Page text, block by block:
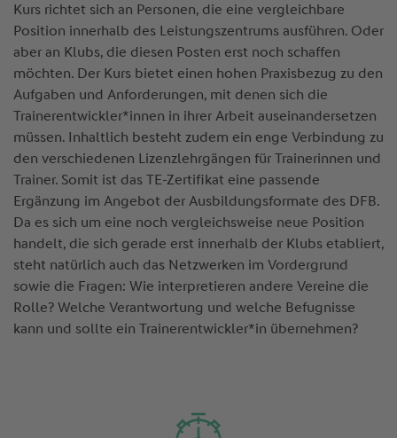
Kurs richtet sich an Personen, die eine vergleichbare
Position innerhalb des Leistungszentrums ausführen. Oder
aber an Klubs, die diesen Posten erst noch schaffen
möchten. Der Kurs bietet einen hohen Praxisbezug zu den
Aufgaben und Anforderungen, mit denen sich die
Trainerentwickler*innen in ihrer Arbeit auseinandersetzen
müssen. Inhaltlich besteht zudem ein enge Verbindung zu
den verschiedenen Lizenzlehrgängen für Trainerinnen und
Trainer. Somit ist das TE-Zertifikat eine passende
Ergänzung im Angebot der Ausbildungsformate des DFB.
Da es sich um eine noch vergleichsweise neue Position
handelt, die sich gerade erst innerhalb der Klubs etabliert,
steht natürlich auch das Netzwerken im Vordergrund
sowie die Fragen: Wie interpretieren andere Vereine die
Rolle? Welche Verantwortung und welche Befugnisse
kann und sollte ein Trainerentwickler*in übernehmen?